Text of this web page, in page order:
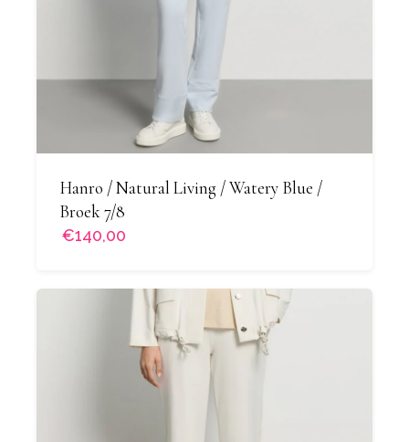
Hanro / Natural Living / Watery Blue /
Broek 7/8
€140,00